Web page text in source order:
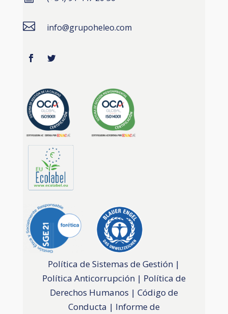
 info@grupoheleo.com
Política de Sistemas de Gestión |
Política Anticorrupción| Política de
Derechos Humanos | Código de
Conducta | Informe de